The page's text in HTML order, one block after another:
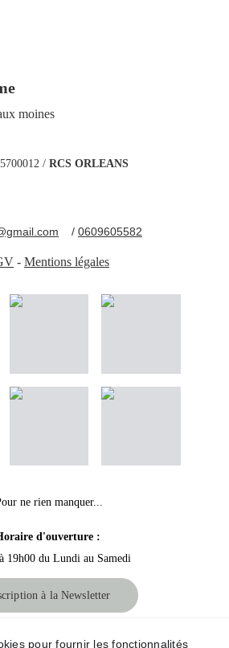
moines
/ RCS ORLEANS
    /
0609605582
- Mentions légales
à la Newsletter
ne rien manquer...
: Le tiroir aux souvenirs
d'ouverture :
19h00 du Lundi au Samedi
pour fournir les fonctionnalités